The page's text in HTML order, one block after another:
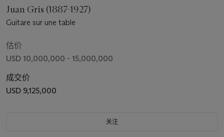
Juan Gris (1887-1927)
Guitare sur une table
估价
USD 10,000,000 - 15,000,000
成交价
USD 9,125,000
关注